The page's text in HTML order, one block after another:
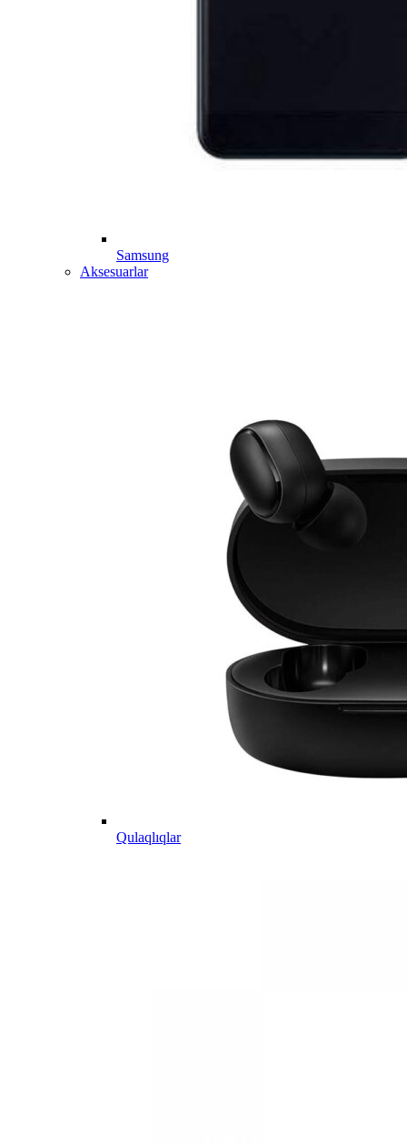
Samsung
Aksesuarlar
Qulaqlıqlar